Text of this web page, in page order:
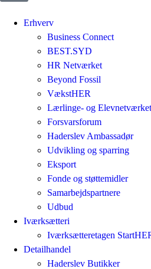
Erhverv
Business Connect
BEST.SYD
HR Netværket
Beyond Fossil
VækstHER
Lærlinge- og Elevnetværket
Forsvarsforum
Haderslev Ambassadør
Udvikling og sparring
Eksport
Fonde og støttemidler
Samarbejdspartnere
Udbud
Iværksætteri
Iværksætteretagen
Detailhandel
Haderslev Butikker